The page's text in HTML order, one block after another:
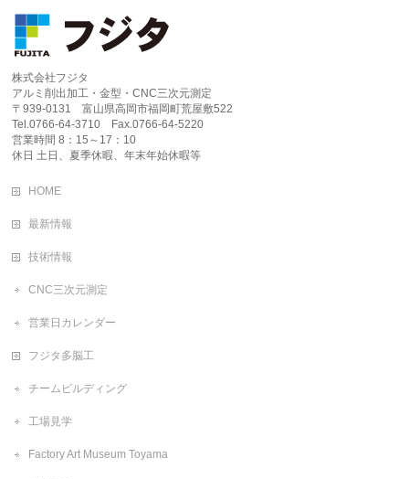
株式会社フジタ
アルミ削出加工・金型・CNC三次元測定
〒939-0131 富山県高岡市福岡町荒屋敷522
Tel.0766-64-3710 Fax.0766-64-5220
営業時間 8：15～17：10
休日 土日、夏季休暇、年末年始休暇等
HOME
最新情報
技術情報
CNC三次元測定
営業日カレンダー
フジタ多脳工
チームビルディング
工場見学
Factory Art Museum Toyama